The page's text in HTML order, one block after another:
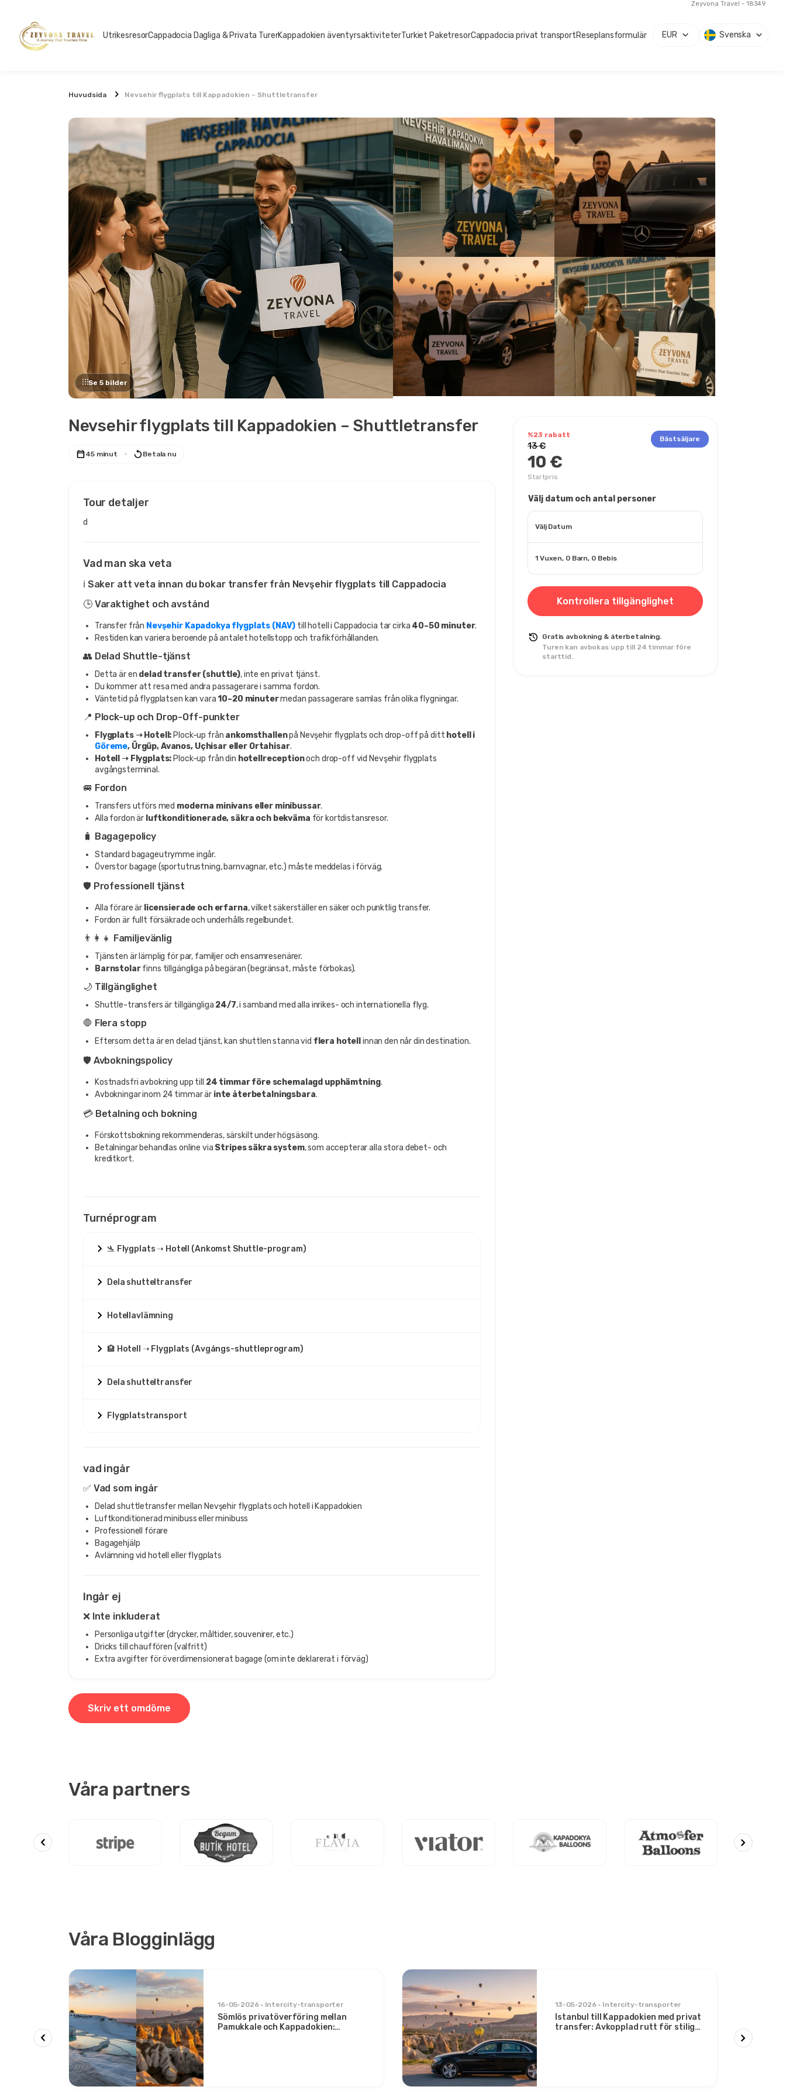
Zeyvona Travel - 18349
UtrikesresorCappadocia Dagliga & Privata TurerKappadokien äventyrsaktiviteterTurkiet PaketresorCappadocia privat transportReseplansformulär EUR Svenska
Huvudsida Nevsehir flygplats till Kappadokien – Shuttletransfer
Se 5 bilder
Nevsehir flygplats till Kappadokien – Shuttletransfer
45 minut Betala nu
Tour detaljer
d
Vad man ska veta
ℹ️ Saker att veta innan du bokar transfer från Nevşehir flygplats till Cappadocia
🕒 Varaktighet och avstånd
Transfer från Nevşehir Kapadokya flygplats (NAV) till hotell i Cappadocia tar cirka 40–50 minuter.
Restiden kan variera beroende på antalet hotellstopp och trafikförhållanden.
👥 Delad Shuttle-tjänst
Detta är en delad transfer (shuttle), inte en privat tjänst.
Du kommer att resa med andra passagerare i samma fordon.
Väntetid på flygplatsen kan vara10–20 minutermedan passagerare samlas från olika flygningar.
📍 Plock-up och Drop-Off-punkter
Flygplats ➝ Hotell: Plock-up från ankomsthallenpå Nevşehir flygplats och drop-off på ditt hotell i
Göreme, Ürgüp, Avanos, Uçhisar eller Ortahisar.
Hotell ➝ Flygplats: Plock-up från din hotellreceptionoch drop-off vid Nevşehir flygplats
avgångsterminal.
🚐 Fordon
Transfers utförs med moderna minivans eller minibussar.
Alla fordon är luftkonditionerade, säkra och bekväma för kortdistansresor.
🧳 Bagagepolicy
Standard bagageutrymme ingår.
Överstor bagage (sportutrustning, barnvagnar, etc.) måste meddelas i förväg.
🛡️ Professionell tjänst
Alla förare är licensierade och erfarna, vilket säkerställer en säker och punktlig transfer.
Fordon är fullt försäkrade och underhålls regelbundet.
👨‍👩‍👧 Familjevänlig
Tjänsten är lämplig för par, familjer och ensamresenärer.
Barnstolarfinns tillgängliga på begäran (begränsat, måste förbokas).
🌙 Tillgänglighet
Shuttle-transfers är tillgängliga 24/7, i samband med alla inrikes- och internationella flyg.
🛑 Flera stopp
Eftersom detta är en delad tjänst, kan shuttlen stanna vid flera hotell innan den når din destination.
🛡️ Avbokningspolicy
Kostnadsfri avbokning upp till 24 timmar före schemalagd upphämtning.
Avbokningar inom 24 timmar är inte återbetalningsbara.
💳 Betalning och bokning
Förskottsbokning rekommenderas, särskilt under högsäsong.
Betalningar behandlas online via Stripes säkra system, som accepterar alla stora debet- och
kreditkort.
Turnéprogram
🛬 Flygplats ➝ Hotell (Ankomst Shuttle-program)
Dela shutteltransfer
Hotellavlämning
🏨 Hotell ➝ Flygplats (Avgångs-shuttleprogram)
Dela shutteltransfer
Flygplatstransport
vad ingår
✅ Vad som ingår
Delad shuttletransfer mellan Nevşehir flygplats och hotell i Kappadokien
Luftkonditionerad minibuss eller minibuss
Professionell förare
Bagagehjälp
Avlämning vid hotell eller flygplats
Ingår ej
❌ Inte inkluderat
Personliga utgifter (drycker, måltider, souvenirer, etc.)
Dricks till chauffören (valfritt)
Extra avgifter för överdimensionerat bagage (om inte deklarerat i förväg)
Bästsäljare
%23 rabatt
13 €
10 €
Startpris
Välj datum och antal personer
Välj Datum
1 Vuxen, 0 Barn, 0 Bebis
Kontrollera tillgänglighet
Gratis avbokning & återbetalning.
Turen kan avbokas upp till 24 timmar före
starttid.
Skriv ett omdöme
Våra partners
Våra Blogginlägg
16-05-2026 Intercity-transporter
Sömlös privatöverföring mellan
Pamukkale och Kappadokien:
13-05-2026 Intercity-transporter
Istanbul till Kappadokien med privat
transfer: Avkopplad rutt för stiliga